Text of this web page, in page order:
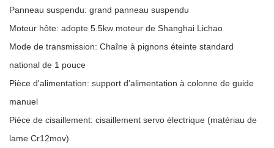
Panneau suspendu: grand panneau suspendu
Moteur hôte: adopte 5.5kw moteur de Shanghai Lichao
Mode de transmission: Chaîne à pignons éteinte standard
national de 1 pouce
Pièce d'alimentation: support d'alimentation à colonne de guide
manuel
Pièce de cisaillement: cisaillement servo électrique (matériau de
lame Cr12mov)